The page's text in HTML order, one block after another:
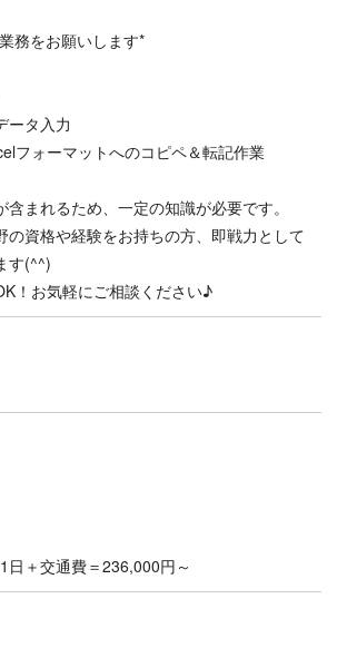
務をお願いします*
ータ入力
フォーマットへのコピペ＆転記作業
まれるため、一定の知識が必要です。
の資格や経験をお持ちの方、即戦力として
す(^^)
！お気軽にご相談ください♪
日＋交通費＝236,000円～